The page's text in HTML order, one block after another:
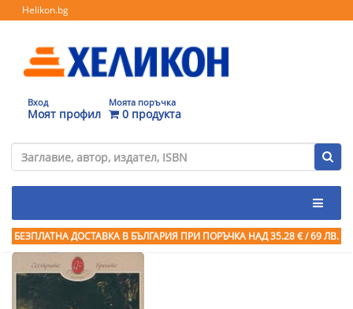
Helikon.bg
Вход
Моят профил
Моята поръчка
0 продукта
БЕЗПЛАТНА ДОСТАВКА В БЪЛГАРИЯ ПРИ ПОРЪЧКА НАД 35.28 € / 69 ЛВ.